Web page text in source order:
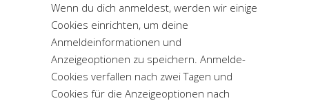
Wenn du dich anmeldest, werden wir einige
Cookies einrichten, um deine
Anmeldeinformationen und
Anzeigeoptionen zu speichern. Anmelde-
Cookies verfallen nach zwei Tagen und
Cookies für die Anzeigeoptionen nach